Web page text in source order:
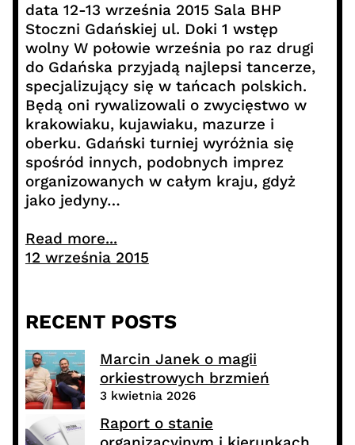
data 12-13 września 2015 Sala BHP
Stoczni Gdańskiej ul. Doki 1 wstęp
wolny W połowie września po raz drugi
do Gdańska przyjadą najlepsi tancerze,
specjalizujący się w tańcach polskich.
Będą oni rywalizowali o zwycięstwo w
krakowiaku, kujawiaku, mazurze i
oberku. Gdański turniej wyróżnia się
spośród innych, podobnych imprez
organizowanych w całym kraju, gdyż
jako jedyny…
Read more...
12 września 2015
RECENT POSTS
Marcin Janek o magii
orkiestrowych brzmień
3 kwietnia 2026
Raport o stanie